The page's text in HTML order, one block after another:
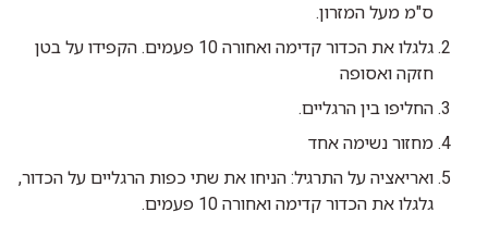
ס"מ מעל המזרון.
גלגלו את הכדור קדימה ואחורה 10 פעמים. הקפידו על בטן
חזקה ואסופה
החליפו בין הרגליים.
מחזור נשימה אחד
ואריאציה על התרגיל: הניחו את שתי כפות הרגליים על הכדור,
גלגלו את הכדור קדימה ואחורה 10 פעמים.